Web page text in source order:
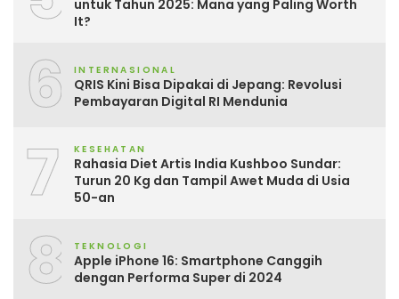
untuk Tahun 2025: Mana yang Paling Worth
It?
6 INTERNASIONAL
QRIS Kini Bisa Dipakai di Jepang: Revolusi
Pembayaran Digital RI Mendunia
7 KESEHATAN
Rahasia Diet Artis India Kushboo Sundar:
Turun 20 Kg dan Tampil Awet Muda di Usia
50-an
8 TEKNOLOGI
Apple iPhone 16: Smartphone Canggih
dengan Performa Super di 2024